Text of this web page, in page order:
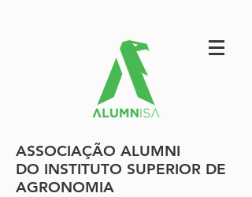
ASSOCIAÇÃO ALUMNI
DO INSTITUTO SUPERIOR DE
AGRONOMIA